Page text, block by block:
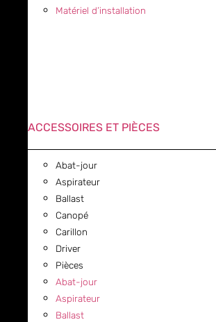
Matériel d’installation
ACCESSOIRES ET PIÈCES
Abat-jour
Aspirateur
Ballast
Canopé
Carillon
Driver
Pièces
Abat-jour
Aspirateur
Ballast